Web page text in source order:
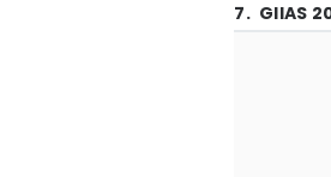
7. GIIAS